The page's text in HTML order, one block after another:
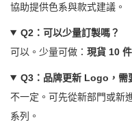
協助提供色系與款式建議。
Q2：可以少量訂製嗎？
可以。少量可做： 現貨 10
Q3：品牌更新 Logo，需
不一定。可先從新部門或新
系列。